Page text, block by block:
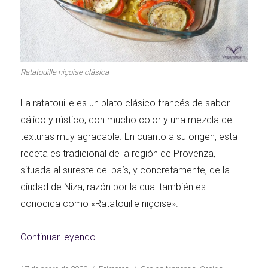
¡A dipear!
Primeros para
brillar
irresistibles
Los más completos
Las Hamburguesas
más Top
Los más dulces
Ratatouille niçoise clásica
La ratatouille es un plato clásico francés de sabor
cálido y rústico, con mucho color y una mezcla de
texturas muy agradable. En cuanto a su origen, esta
receta es tradicional de la región de Provenza,
situada al sureste del país, y concretamente, de la
ciudad de Niza, razón por la cual también es
conocida como «Ratatouille niçoise».
Continuar leyendo